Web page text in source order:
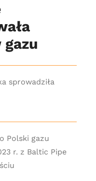
gazu
sprowadziła
Polski gazu
r. z Baltic Pipe